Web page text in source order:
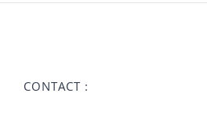
CONTACT :